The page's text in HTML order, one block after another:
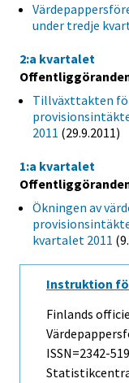
under tredje
2:a kvartalet
Tillväxttakten
2011 (29.9.2011)
1:a kvartalet
Ökningen av
kvartalet 2011
Instruktion
Finlands
ISSN=2342-